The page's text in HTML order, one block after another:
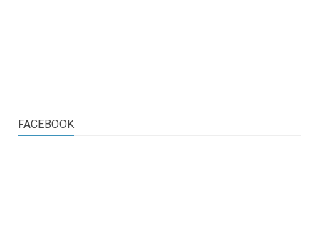
FACEBOOK